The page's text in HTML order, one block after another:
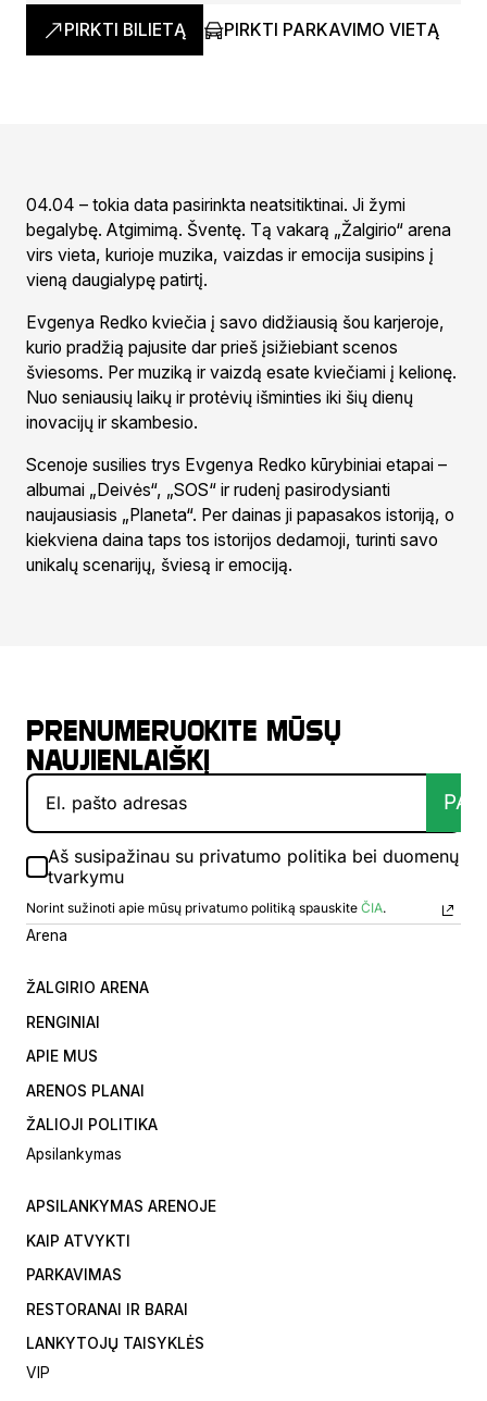
PIRKTI BILIETĄ PIRKTI PARKAVIMO VIETĄ
04.04 – tokia data pasirinkta neatsitiktinai. Ji žymi
begalybę. Atgimimą. Šventę. Tą vakarą „Žalgirio“ arena
virs vieta, kurioje muzika, vaizdas ir emocija susipins į
vieną daugialypę patirtį.
Evgenya Redko kviečia į savo didžiausią šou karjeroje,
kurio pradžią pajusite dar prieš įsižiebiant scenos
šviesoms. Per muziką ir vaizdą esate kviečiami į kelionę.
Nuo seniausių laikų ir protėvių išminties iki šių dienų
inovacijų ir skambesio.
Scenoje susilies trys Evgenya Redko kūrybiniai etapai –
albumai „Deivės“, „SOS“ ir rudenį pasirodysianti
naujausiasis „Planeta“. Per dainas ji papasakos istoriją, o
kiekviena daina taps tos istorijos dedamoji, turinti savo
unikalų scenarijų, šviesą ir emociją.
Prenumeruokite mūsų
naujienlaiškį
Aš susipažinau su privatumo politika bei duomenų
tvarkymu
Norint sužinoti apie mūsų privatumo politiką spauskite ČIA.
Arena
ŽALGIRIO ARENA
RENGINIAI
APIE MUS
ARENOS PLANAI
ŽALIOJI POLITIKA
Apsilankymas
APSILANKYMAS ARENOJE
KAIP ATVYKTI
PARKAVIMAS
RESTORANAI IR BARAI
LANKYTOJŲ TAISYKLĖS
VIP